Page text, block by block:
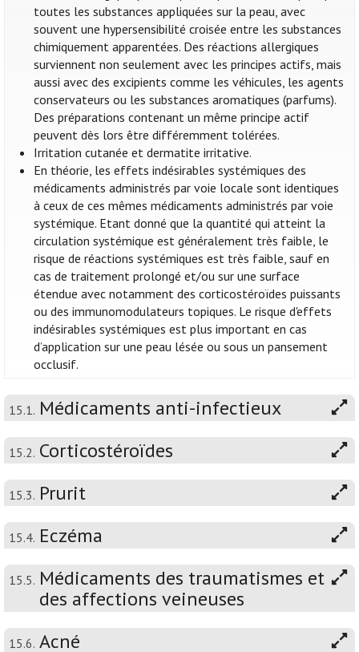
toutes les substances appliquées sur la peau, avec
souvent une hypersensibilité croisée entre les substances
chimiquement apparentées. Des réactions allergiques
surviennent non seulement avec les principes actifs, mais
aussi avec des excipients comme les véhicules, les agents
conservateurs ou les substances aromatiques (parfums).
Des préparations contenant un même principe actif
peuvent dès lors être différemment tolérées.
Irritation cutanée et dermatite irritative.
En théorie, les effets indésirables systémiques des
médicaments administrés par voie locale sont identiques
à ceux de ces mêmes médicaments administrés par voie
systémique. Etant donné que la quantité qui atteint la
circulation systémique est généralement très faible, le
risque de réactions systémiques est très faible, sauf en
cas de traitement prolongé et/ou sur une surface
étendue avec notamment des corticostéroïdes puissants
ou des immunomodulateurs topiques. Le risque d'effets
indésirables systémiques est plus important en cas
d’application sur une peau lésée ou sous un pansement
occlusif.
15.1. Médicaments anti-infectieux
15.2. Corticostéroïdes
15.3. Prurit
15.4. Eczéma
15.5. Médicaments des traumatismes et
des affections veineuses
15.6. Acné